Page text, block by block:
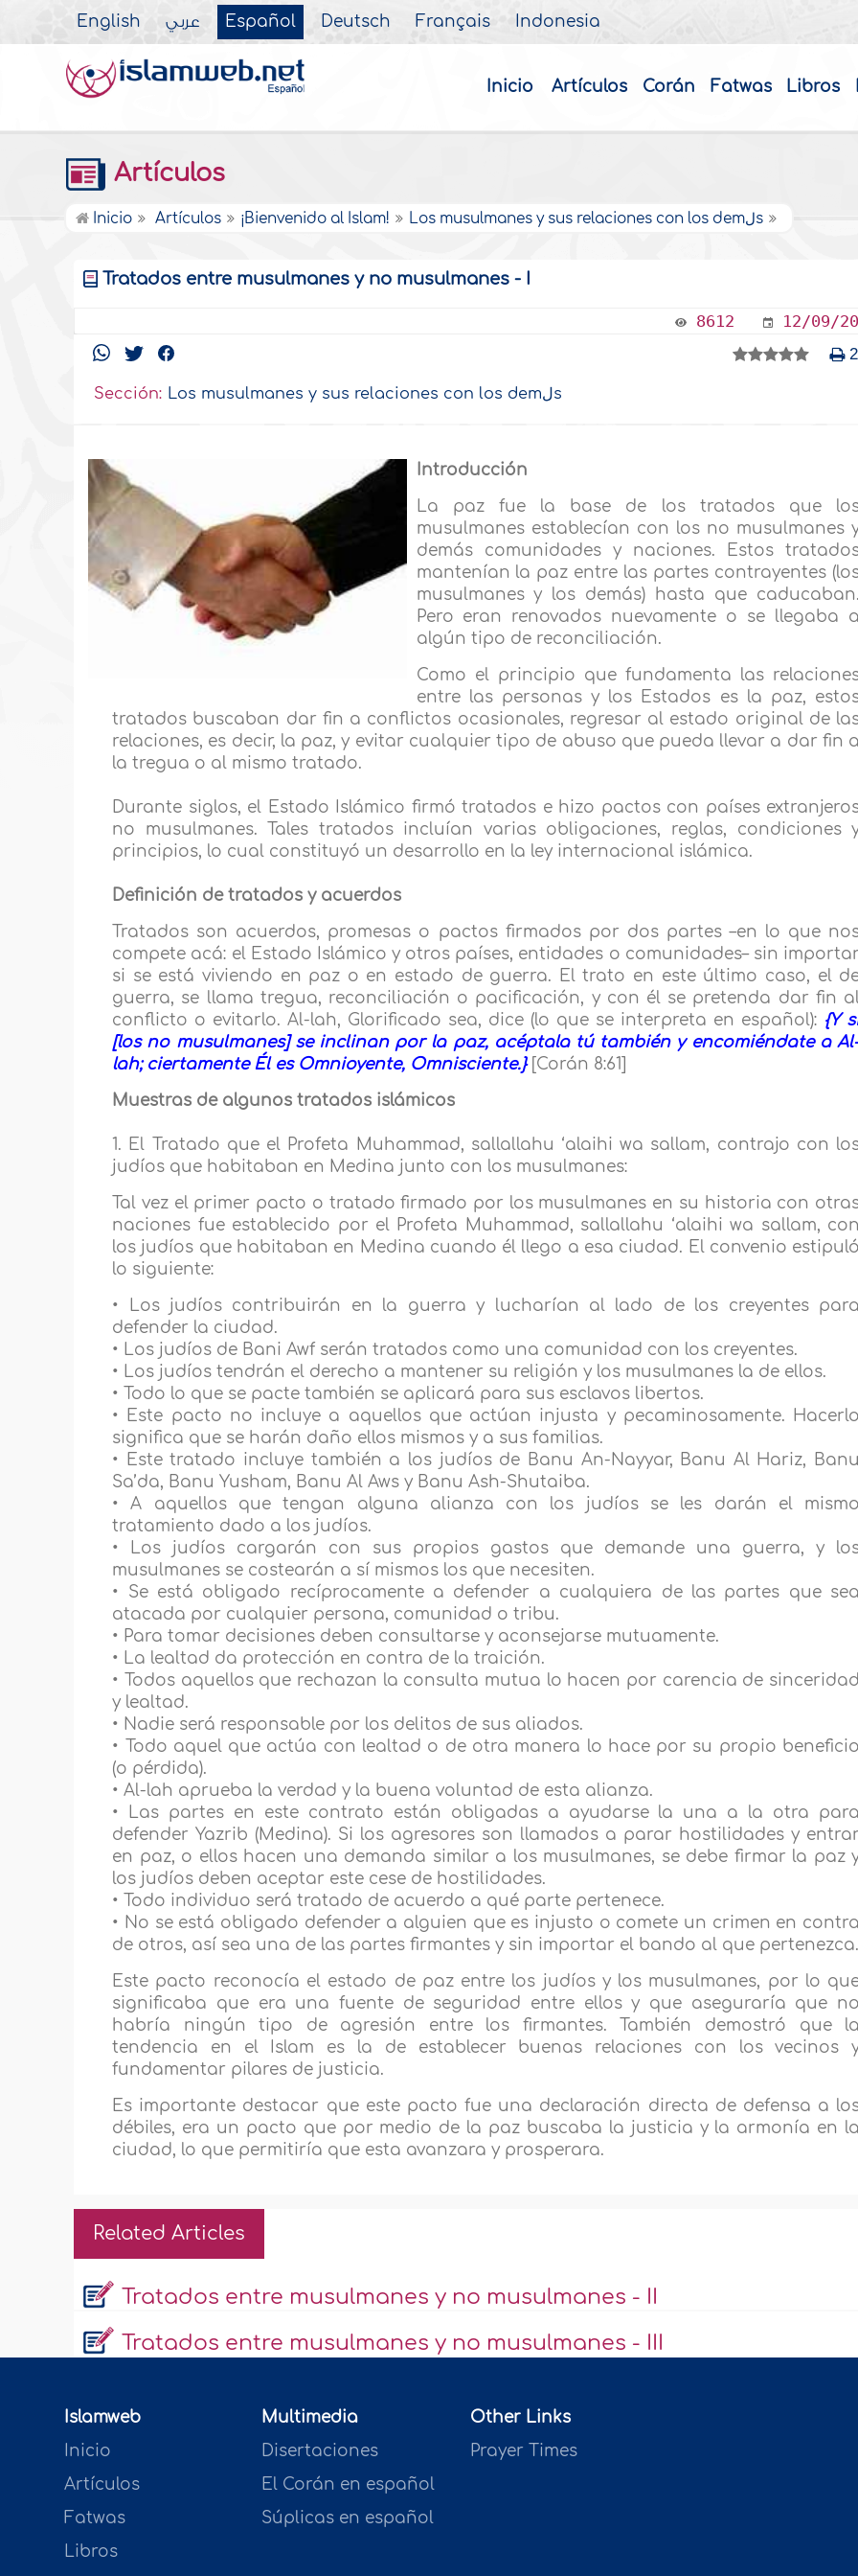
English عربي Español Deutsch Français Indonesia
Inicio Artículos Corán Fatwas Libros
Artículos
Inicio Artículos ¡Bienvenido al Islam! Los musulmanes y sus relaciones con los demلs
Tratados entre musulmanes y no musulmanes - I
8612 12/09/
Sección: Los musulmanes y sus relaciones con los demلs
Introducción
La paz fue la base de los tratados que
musulmanes establecían con los no musulmanes
demás comunidades y naciones. Estos
mantenían la paz entre las partes contrayentes
musulmanes y los demás) hasta que caducaban.
Pero eran renovados nuevamente o se llegaba a
algún tipo de reconciliación.
Como el principio que fundamenta las
entre las personas y los Estados es la paz,
tratados buscaban dar fin a conflictos ocasionales, regresar al estado original de
relaciones, es decir, la paz, y evitar cualquier tipo de abuso que pueda llevar a dar fin a
la tregua o al mismo tratado.
Durante siglos, el Estado Islámico firmó tratados e hizo pactos con países
no musulmanes. Tales tratados incluían varias obligaciones, reglas, condiciones
principios, lo cual constituyó un desarrollo en la ley internacional islámica.
Definición de tratados y acuerdos
Tratados son acuerdos, promesas o pactos firmados por dos partes –en lo que
compete acá: el Estado Islámico y otros países, entidades o comunidades– sin importar
si se está viviendo en paz o en estado de guerra. El trato en este último caso, el
guerra, se llama tregua, reconciliación o pacificación, y con él se pretenda dar fin
conflicto o evitarlo. Al-lah, Glorificado sea, dice (lo que se interpreta en español): {Y
[los no musulmanes] se inclinan por la paz, acéptala tú también y encomiéndate a
lah; ciertamente Él es Omnioyente, Omnisciente.} [Corán 8:61]
Muestras de algunos tratados islámicos
1. El Tratado que el Profeta Muhammad, sallallahu ‘alaihi wa sallam, contrajo con
judíos que habitaban en Medina junto con los musulmanes:
Tal vez el primer pacto o tratado firmado por los musulmanes en su historia con
naciones fue establecido por el Profeta Muhammad, sallallahu ‘alaihi wa sallam, con
los judíos que habitaban en Medina cuando él llego a esa ciudad. El convenio estipuló
lo siguiente:
• Los judíos contribuirán en la guerra y lucharían al lado de los creyentes para
defender la ciudad.
• Los judíos de Bani Awf serán tratados como una comunidad con los creyentes.
• Los judíos tendrán el derecho a mantener su religión y los musulmanes la de ellos.
• Todo lo que se pacte también se aplicará para sus esclavos libertos.
• Este pacto no incluye a aquellos que actúan injusta y pecaminosamente. Hacerlo
significa que se harán daño ellos mismos y a sus familias.
• Este tratado incluye también a los judíos de Banu An-Nayyar, Banu Al Hariz, Banu
Sa’da, Banu Yusham, Banu Al Aws y Banu Ash-Shutaiba.
• A aquellos que tengan alguna alianza con los judíos se les darán el mismo
tratamiento dado a los judíos.
• Los judíos cargarán con sus propios gastos que demande una guerra, y
musulmanes se costearán a sí mismos los que necesiten.
• Se está obligado recíprocamente a defender a cualquiera de las partes que sea
atacada por cualquier persona, comunidad o tribu.
• Para tomar decisiones deben consultarse y aconsejarse mutuamente.
• La lealtad da protección en contra de la traición.
• Todos aquellos que rechazan la consulta mutua lo hacen por carencia de sinceridad
y lealtad.
• Nadie será responsable por los delitos de sus aliados.
• Todo aquel que actúa con lealtad o de otra manera lo hace por su propio beneficio
(o pérdida).
• Al-lah aprueba la verdad y la buena voluntad de esta alianza.
• Las partes en este contrato están obligadas a ayudarse la una a la otra para
defender Yazrib (Medina). Si los agresores son llamados a parar hostilidades y entrar
en paz, o ellos hacen una demanda similar a los musulmanes, se debe firmar la paz
los judíos deben aceptar este cese de hostilidades.
• Todo individuo será tratado de acuerdo a qué parte pertenece.
• No se está obligado defender a alguien que es injusto o comete un crimen en contra
de otros, así sea una de las partes firmantes y sin importar el bando al que pertenezca.
Este pacto reconocía el estado de paz entre los judíos y los musulmanes, por lo
significaba que era una fuente de seguridad entre ellos y que aseguraría que no
habría ningún tipo de agresión entre los firmantes. También demostró que la
tendencia en el Islam es la de establecer buenas relaciones con los vecinos
fundamentar pilares de justicia.
Es importante destacar que este pacto fue una declaración directa de defensa a
débiles, era un pacto que por medio de la paz buscaba la justicia y la armonía en la
ciudad, lo que permitiría que esta avanzara y prosperara.
Related Articles
Tratados entre musulmanes y no musulmanes - II
Tratados entre musulmanes y no musulmanes - III
Islamweb
Inicio
Artículos
Fatwas
Libros
Multimedia
Disertaciones
El Corán en español
Súplicas en español
Other Links
Prayer Times